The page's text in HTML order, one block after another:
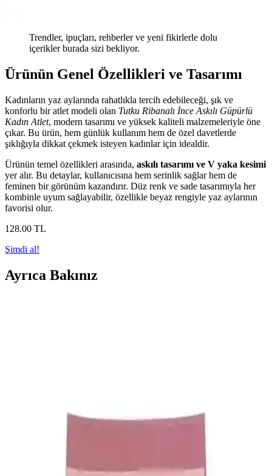
Trendler, ipuçları, rehberler ve yeni fikirlerle dolu
içerikler burada sizi bekliyor.
Ürünün Genel Özellikleri ve Tasarımı
Kadınların yaz aylarında rahatlıkla tercih edebileceği, şık ve
konforlu bir atlet modeli olan Tutku Ribanalı İnce Askılı Güpürlü
Kadın Atlet, modern tasarımı ve yüksek kaliteli malzemeleriyle öne
çıkar. Bu ürün, hem günlük kullanım hem de özel davetlerde
şıklığıyla dikkat çekmek isteyen kadınlar için idealdir.
Ürünün temel özellikleri arasında, askılı tasarımı ve V yaka kesimi
yer alır. Bu detaylar, kullanıcısına hem serinlik sağlar hem de
feminen bir görünüm kazandırır. Düz renk ve sade tasarımıyla her
kombinle uyum sağlayabilir, özellikle beyaz rengiyle yaz aylarının
favorisi olur.
128.00 TL
Şimdi al!
Ayrıca Bakınız
Naked and Famous True Girl Chocolate Milk
Selvedge: Kadınlara Özel Selvedge Denim Tasarımı
ve Özellikleri
bedenine uygun kesimi ve çikolata renkli kenar ipliğiyle estetik bir